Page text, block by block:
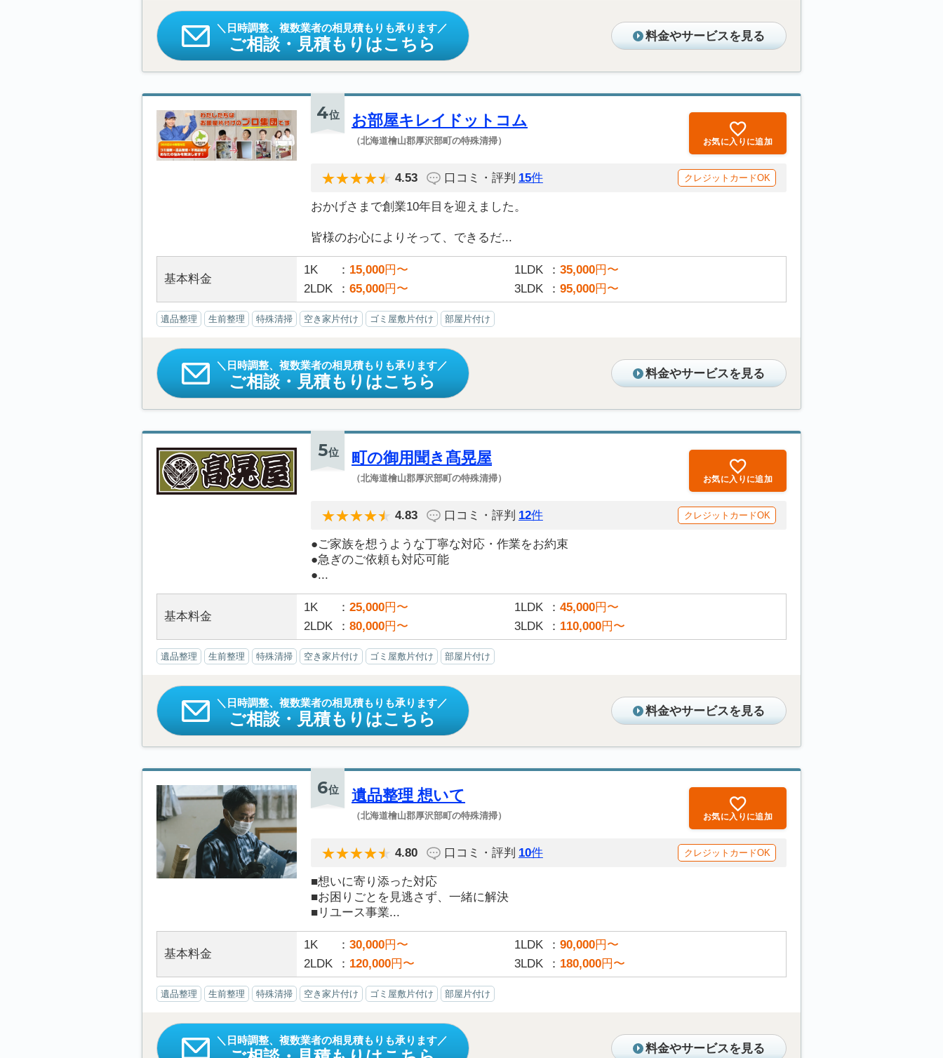
日時調整、複数業者の相見積もりも承ります
ご相談・見積もりはこちら 料金やサービスを見る
4位 お部屋キレイドットコム
（北海道檜山郡厚沢部町の特殊清掃） お気に入りに追加
4.53 口コミ・評判 15件 クレジットカードOK
おかげさまで創業10年目を迎えました。
皆様のお心によりそって、できるだ...
基本料金
1K 15,000円〜 1LDK 35,000円〜
2LDK
65,000円〜 3LDK 95,000円〜
遺品整理 生前整理 特殊清掃 空き家片付け ゴミ屋敷片付け 部屋片付け
日時調整、複数業者の相見積もりも承ります
ご相談・見積もりはこちら 料金やサービスを見る
5位 町の御用聞き髙晃屋
（北海道檜山郡厚沢部町の特殊清掃） お気に入りに追加
4.83 口コミ・評判 12件 クレジットカードOK
●ご家族を想うような丁寧な対応・作業をお約束
●急ぎのご依頼も対応可能
●...
基本料金
1K 25,000円〜 1LDK 45,000円〜
2LDK
80,000円〜 3LDK 110,000円〜
遺品整理 生前整理 特殊清掃 空き家片付け ゴミ屋敷片付け 部屋片付け
日時調整、複数業者の相見積もりも承ります
ご相談・見積もりはこちら 料金やサービスを見る
6位 遺品整理 想いて
（北海道檜山郡厚沢部町の特殊清掃） お気に入りに追加
4.80 口コミ・評判 10件 クレジットカードOK
■想いに寄り添った対応
■お困りごとを見逃さず、一緒に解決
■リユース事業...
基本料金
1K 30,000円〜 1LDK 90,000円〜
2LDK
120,000円〜 3LDK 180,000円〜
遺品整理 生前整理 特殊清掃 空き家片付け ゴミ屋敷片付け 部屋片付け
日時調整、複数業者の相見積もりも承ります
料金やサービスを見る